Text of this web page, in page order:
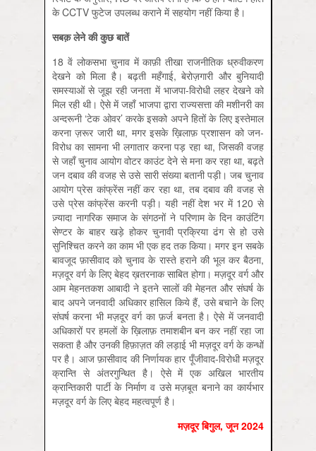
के CCTV फुटेज उपलब्ध कराने में सहयोग नहीं किया है।
सबक़ लेने की कुछ बातें
18 वें लोकसभा चुनाव में काफ़ी तीखा राजनीतिक ध्रुवीकरण
देखने को मिला है। बढ़ती महँगाई, बेरोज़गारी और बुनियादी
समस्याओं से जूझ रही जनता में भाजपा-विरोधी लहर देखने को
मिल रही थी। ऐसे में जहाँ भाजपा द्वारा राज्यसत्ता की मशीनरी का
अन्दरूनी ‘टेक ओवर’ करके इसको अपने हितों के लिए इस्तेमाल
करना ज़रूर जारी था, मगर इसके ख़िलाफ़ प्रशासन को जन-
विरोध का सामना भी लगातार करना पड़ रहा था, जिसकी वजह
से जहाँ चुनाव आयोग वोटर काउंट देने से मना कर रहा था, बढ़ते
जन दबाव की वजह से उसे सारी संख्या बतानी पड़ी। जब चुनाव
आयोग प्रेस कांफ्रेंस नहीं कर रहा था, तब दबाव की वजह से
उसे प्रेस कांफ्रेंस करनी पड़ी। यही नहीं देश भर में 120 से
ज़्यादा नागरिक समाज के संगठनों ने परिणाम के दिन काउंटिंग
सेण्टर के बाहर खड़े होकर चुनावी प्रक्रिया ढंग से हो उसे
सुनिश्चित करने का काम भी एक हद तक किया। मगर इन सबके
बावजूद फ़ासीवाद को चुनाव के रास्ते हराने की भूल कर बैठना,
मज़दूर वर्ग के लिए बेहद ख़तरनाक साबित होगा। मज़दूर वर्ग और
आम मेहनतकश आबादी ने इतने सालों की मेहनत और संघर्ष के
बाद अपने जनवादी अधिकार हासिल किये हैं, उसे बचाने के लिए
संघर्ष करना भी मज़दूर वर्ग का फ़र्ज बनता है। ऐसे में जनवादी
अधिकारों पर हमलों के ख़िलाफ़ तमाशबीन बन कर नहीं रहा जा
सकता है और उनकी हिफ़ाज़त की लड़ाई भी मज़दूर वर्ग के कन्धों
पर है। आज फ़ासीवाद की निर्णायक हार पूँजीवाद-विरोधी मज़दूर
क्रान्ति से अंतरगुन्थित है। ऐसे में एक अखिल भारतीय
क्रान्तिकारी पार्टी के निर्माण व उसे मज़बूत बनाने का कार्यभार
मज़दूर वर्ग के लिए बेहद महत्वपूर्ण है।
मज़दूर बिगुल, जून 2024